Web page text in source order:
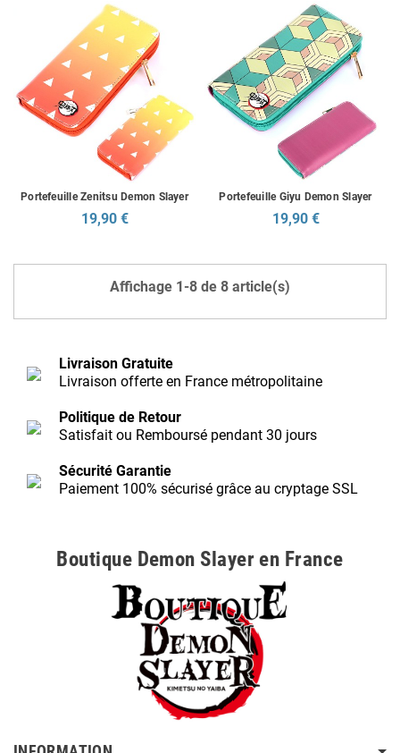
Portefeuille Zenitsu Demon Slayer
19,90 €
Portefeuille Giyu Demon Slayer
19,90 €
Affichage 1-8 de 8 article(s)
Livraison Gratuite
Livraison offerte en France métropolitaine
Politique de Retour
Satisfait ou Remboursé pendant 30 jours
Sécurité Garantie
Paiement 100% sécurisé grâce au cryptage SSL
Boutique Demon Slayer en France